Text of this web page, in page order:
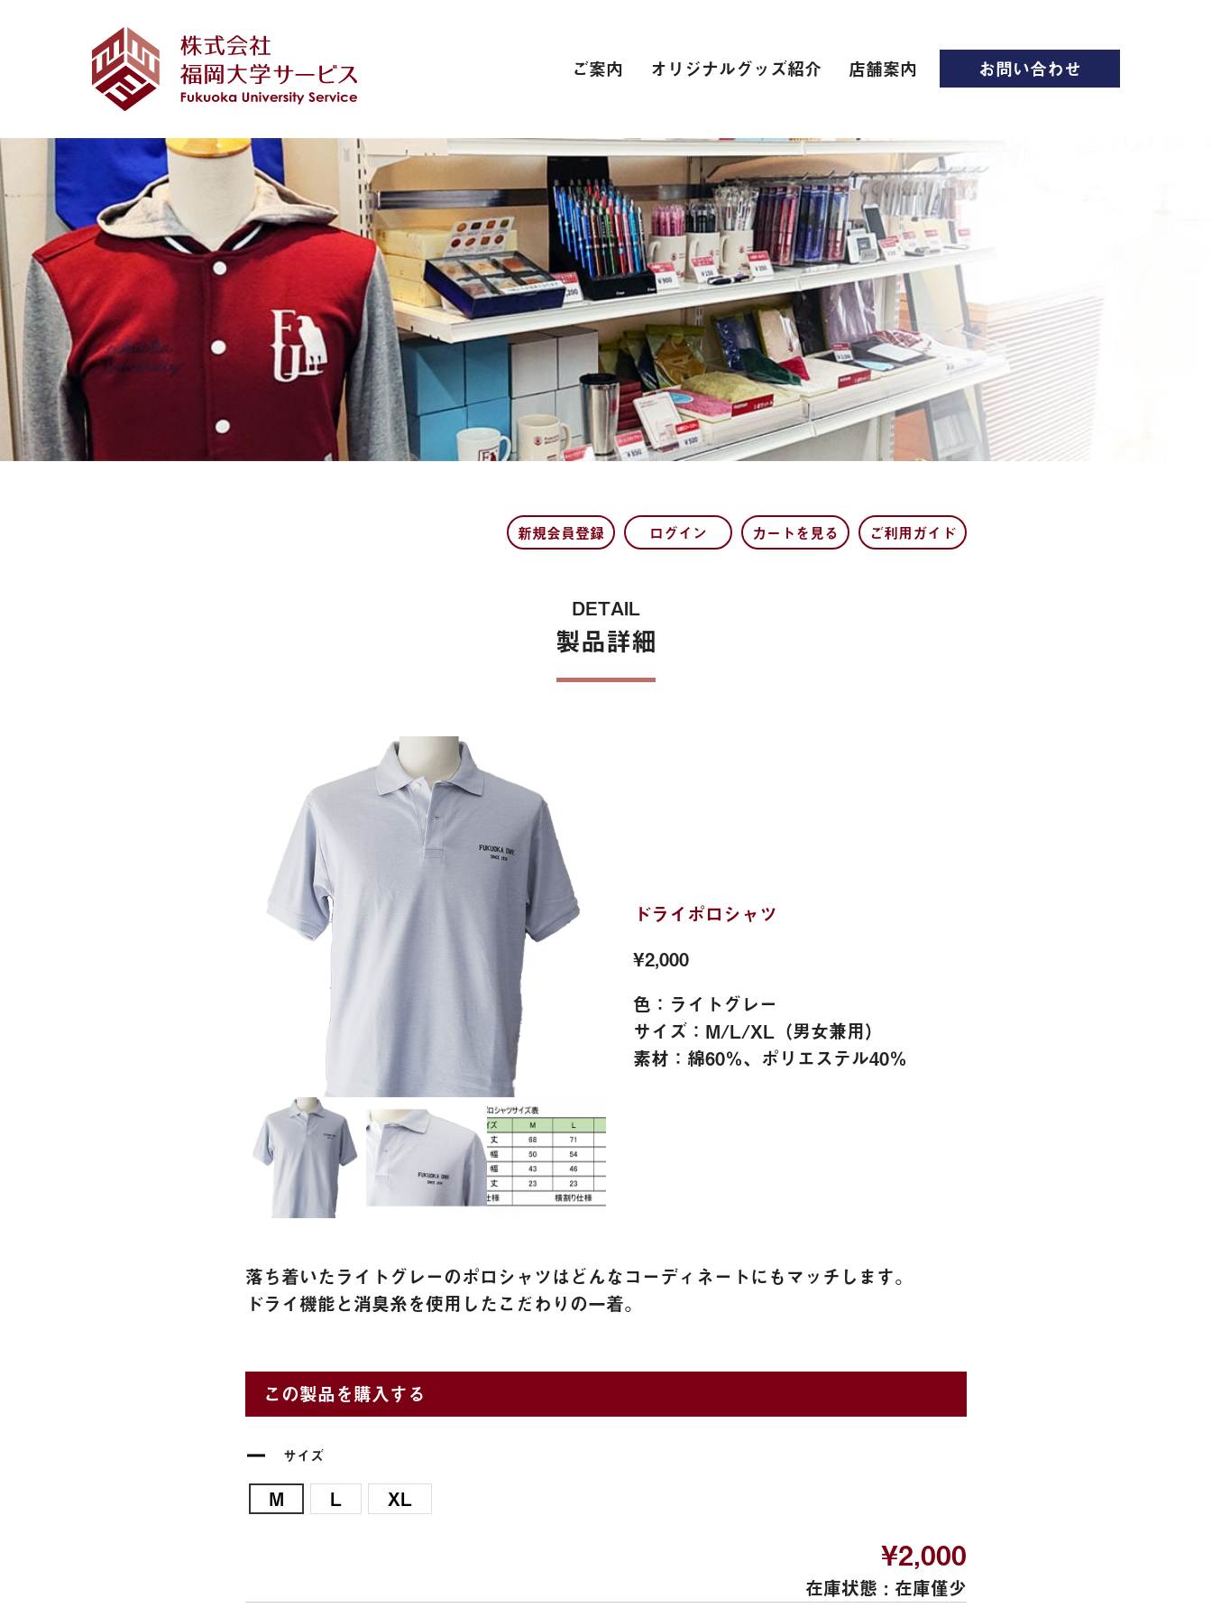
ご案内
インターネット接続環境
電子辞書[教科書販売サイト]
自動車学校
スーツ
専門学校
卒業式 衣裳レンタル
レンタカー
保険
オリジナルグッズ紹介 店舗案内 お問い合わせ
新規会員登録 ログイン カートを見る ご利用ガイド
DETAIL
製品詳細
ドライポロシャツ
¥2,000
色：ライトグレー
サイズ：M/L/XL（男女兼用）
素材：綿60％、ポリエステル40％
落ち着いたライトグレーのポロシャツはどんなコーディネートにもマッチします。
ドライ機能と消臭糸を使用したこだわりの一着。
この製品を購入する
サイズ
M L XL
¥2,000
在庫状態 : 在庫僅少